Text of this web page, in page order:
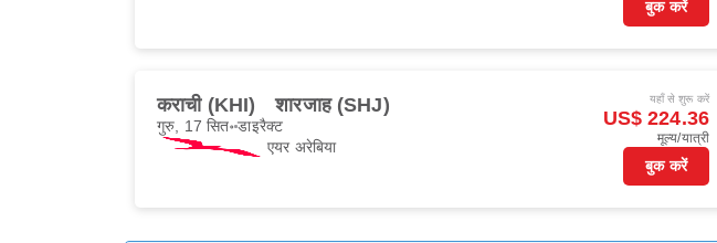
बुक करें
कराची (KHI) शारजाह (SHJ)
गुरु, 17 सित॰डाइरैक्ट
एयर अरेबिया
यहाँ से शुरू करें
US$ 224.36
मूल्य/यात्री
बुक करें